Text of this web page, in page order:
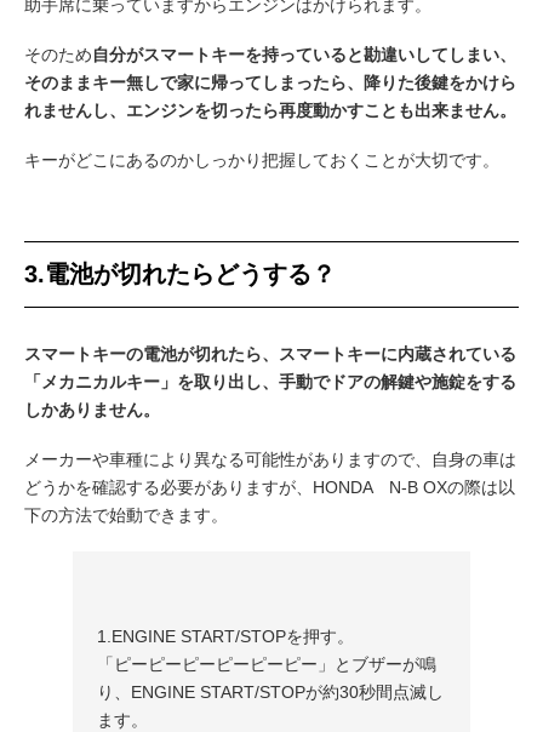
助手席に乗っていますからエンジンはかけられます。
そのため自分がスマートキーを持っていると勘違いしてしまい、
そのままキー無しで家に帰ってしまったら、降りた後鍵をかけら
れませんし、エンジンを切ったら再度動かすことも出来ません。
キーがどこにあるのかしっかり把握しておくことが大切です。
3.電池が切れたらどうする？
スマートキーの電池が切れたら、スマートキーに内蔵されている
「メカニカルキー」を取り出し、手動でドアの解鍵や施錠をする
しかありません。
メーカーや車種により異なる可能性がありますので、自身の車は
どうかを確認する必要がありますが、HONDA N-B OXの際は以
下の方法で始動できます。
1.ENGINE START/STOPを押す。
「ピーピーピーピーピーピー」とブザーが鳴
り、ENGINE START/STOPが約30秒間点滅し
ます。